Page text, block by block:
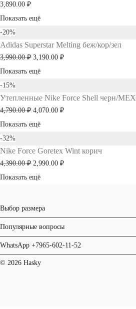
3,890.00 ₽
Показать ещё
-20%
Adidas Superstar Melting беж/кор/зел
3,990.00₽ Первоначальная
цена
3,990.00 ₽.
3,190.00 ₽Текущая
Показать ещё
-15%
Утепленные Nike Force Shell черн/МЕХ
4,790.00₽ Первоначальная
цена
4,790.00 ₽.
4,070.00 ₽Текущая
Показать ещё
-32%
Nike Force Goretex Wint корич
4,390.00₽ Первоначальная
цена
2,990.00 ₽Текущая
Показать ещё
Выбор размера
Популярные вопросы
WhatsApp +7965-602-11-52
© 2026 Hasky